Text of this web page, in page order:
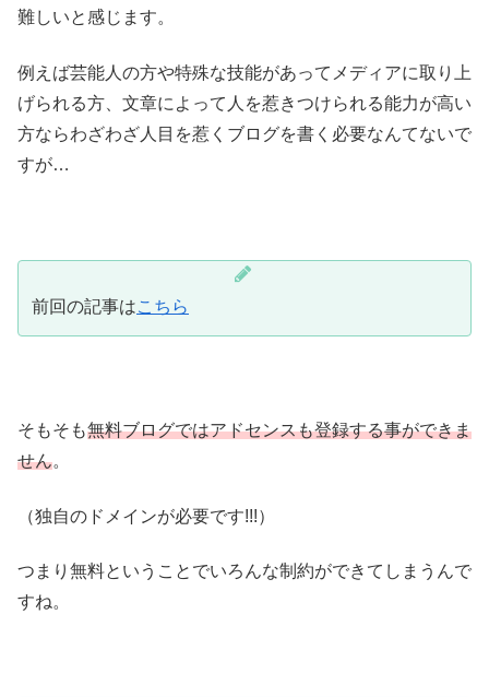
難しいと感じます。
例えば芸能人の方や特殊な技能があってメディアに取り上
げられる方、文章によって人を惹きつけられる能力が高い
方ならわざわざ人目を惹くブログを書く必要なんてないで
すが…
前回の記事はこちら
そもそも無料ブログではアドセンスも登録する事ができま
せん。
（独自のドメインが必要です!!!）
つまり無料ということでいろんな制約ができてしまうんで
すね。